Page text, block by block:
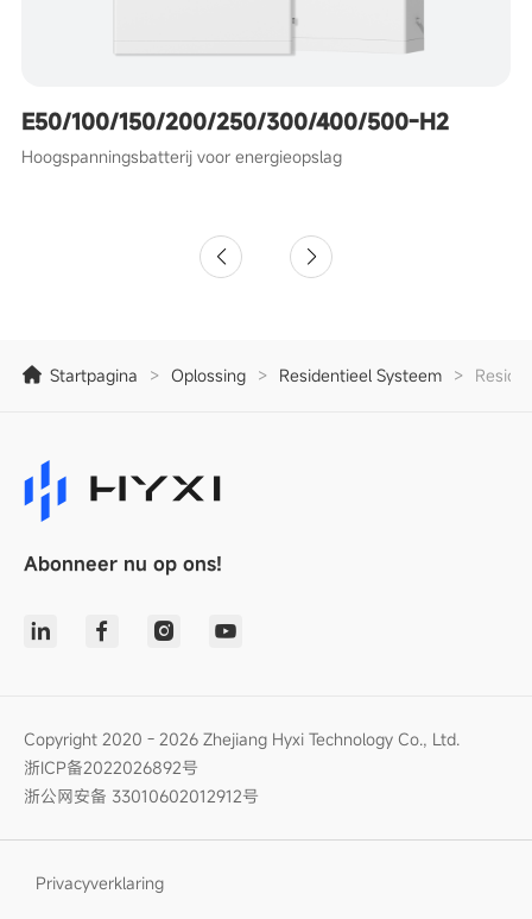
E50/100/150/200/250/300/400/500-H2
Hoogspanningsbatterij voor energieopslag
Startpagina > Oplossing > Residentieel Systeem >
Abonneer nu op ons!
Copyright 2020 - 2026 Zhejiang Hyxi Technology Co., Ltd.
浙ICP备2022026892号
浙公网安备 33010602012912号
Privacyverklaring